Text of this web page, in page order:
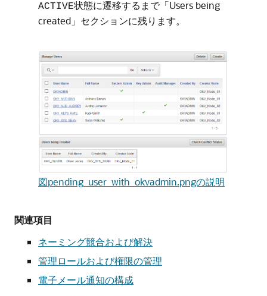
ACTIVE状態に遷移するまで「Users being
created」セクションに残ります。
図pending_user_with_okvadmin.pngの説明
関連項目
ネーミング競合および解決
管理ロールおよび権限の管理
電子メール通知の構成